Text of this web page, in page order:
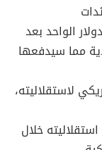
إلى مستوى 150 ين للدولار الواحد بعد
مما سيدفعها
لاستقلاليته،
خلال